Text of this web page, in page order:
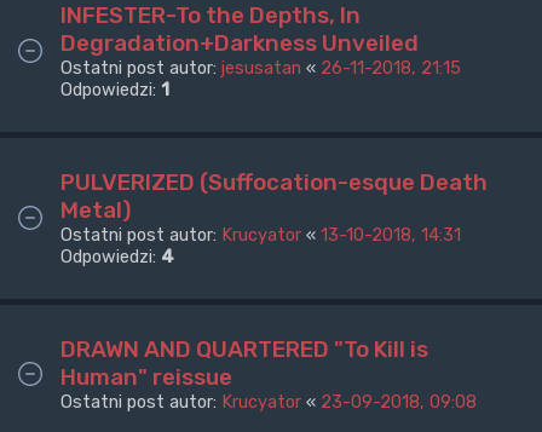
INFESTER-To the Depths, In
Degradation+Darkness Unveiled
Ostatni post autor: jesusatan « 26-11-2018, 21:15
Odpowiedzi: 1
PULVERIZED (Suffocation-esque Death
Metal)
Ostatni post autor: Krucyator « 13-10-2018, 14:31
Odpowiedzi: 4
DRAWN AND QUARTERED "To Kill is
Human" reissue
Ostatni post autor: Krucyator « 23-09-2018, 09:08